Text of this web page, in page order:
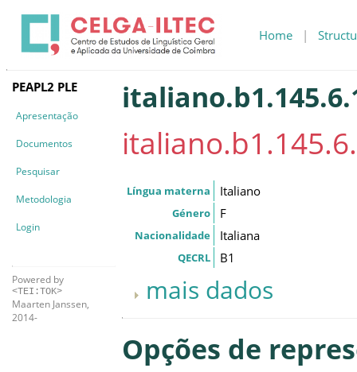
Home |
PEAPL2 PLE
Apresentação
Documentos
Pesquisar
Metodologia
Login
Powered by
<TEI:TOK>
Maarten Janssen,
2014-
Língua materna Italiano
Género F
Nacionalidade Italiana
QECRL B1
mais dados
Opções de